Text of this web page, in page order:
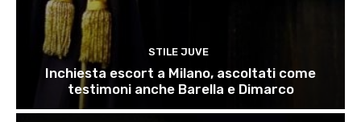
STILE JUVE
Inchiesta escort a Milano, ascoltati come
testimoni anche Barella e Dimarco